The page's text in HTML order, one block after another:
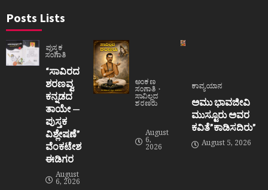
Posts Lists
ಪುಸ್ತಕ
ಸಂಗಾತಿ
“ಸಾವಿರದ
ಶರಣವ್ವ
ಕನ್ನಡದ
ತಾಯೇ —
ಪುಸ್ತಕ
ವಿಶ್ಲೇಷಣೆ”
ವೆಂಕಟೇಶ
ಈಡಿಗರ
August
6, 2026
ಅಂಕಣ
ಸಂಗಾತಿ
ಸಾವಿಲ್ಲದ
ಶರಣರು
August
6,
2026
ಕಾವ್ಯಯಾನ
ಅಮು ಭಾವಜೀವಿ
ಮುಸ್ಟೂರು ಅವರ
ಕವಿತೆ”ಕಾಡಿಸದಿರು”
August 5, 2026